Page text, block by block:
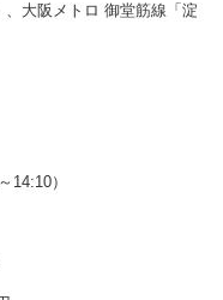
大阪メトロ 御堂筋線「淀
14:10）